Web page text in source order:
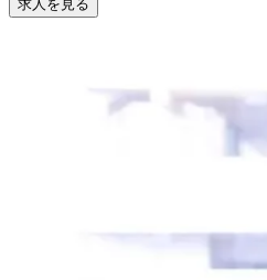
求人を見る